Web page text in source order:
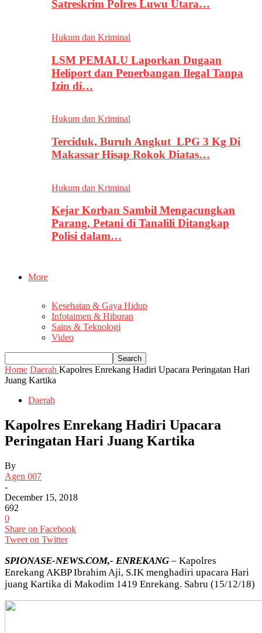
Satreskrim Polres Luwu Utara…
Hukum dan Kriminal
LSM PEMALU Laporkan Dugaan
Heliport dan Penerbangan Ilegal Tanpa
Izin di…
Hukum dan Kriminal
Terciduk, Buruh Angkut LPG 3 Kg Di
Makassar Hisap Rokok Diatas…
Hukum dan Kriminal
Kejar Korban Sambil Mengacungkan
Parang, Petani di Tanalili Ditangkap
Polisi dalam…
More
Kesehatan & Gaya Hidup
Infotaimen & Hiburan
Sains & Teknologi
Video
Home Daerah Kapolres Enrekang Hadiri Upacara Peringatan Hari
Juang Kartika
Daerah
Kapolres Enrekang Hadiri Upacara
Peringatan Hari Juang Kartika
By
Agen 007
-
December 15, 2018
692
0
Share on Facebook
Tweet on Twitter
SPIONASE-NEWS.COM,- ENREKANG – Kapolres
Enrekang AKBP Ibrahim Aji, S.IK menghadiri upacara Hari
juang Kartika di Makodim 1419 Enrekang. Sabru (15/12/18)